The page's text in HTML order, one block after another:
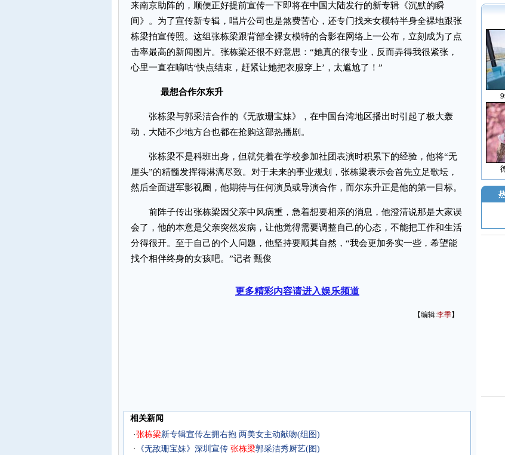
来南京助阵的，顺便正好提前宣传一下即将在中国大陆发行的新专辑《沉默的瞬
间》。为了宣传新专辑，唱片公司也是煞费苦心，还专门找来女模特半身全裸地跟张
栋梁拍宣传照。这组张栋梁跟背部全裸女模特的合影在网络上一公布，立刻成为了点
击率最高的新闻图片。张栋梁还很不好意思：“她真的很专业，反而弄得我很紧张，
心里一直在嘀咕‘快点结束，赶紧让她把衣服穿上’，太尴尬了！”
最想合作尔东升
张栋梁与郭采洁合作的《无敌珊宝妹》，在中国台湾地区播出时引起了极大轰
动，大陆不少地方台也都在抢购这部热播剧。
张栋梁不是科班出身，但就凭着在学校参加社团表演时积累下的经验，他将“无
厘头”的精髓发挥得淋漓尽致。对于未来的事业规划，张栋梁表示会首先立足歌坛，
然后全面进军影视圈，他期待与任何演员或导演合作，而尔东升正是他的第一目标。
前阵子传出张栋梁因父亲中风病重，急着想要相亲的消息，他澄清说那是大家误
会了，他的本意是父亲突然发病，让他觉得需要调整自己的心态，不能把工作和生活
分得很开。至于自己的个人问题，他坚持要顺其自然，“我会更加务实一些，希望能
找个相伴终身的女孩吧。”记者 甄俊
更多精彩内容请进入娱乐频道
【编辑:李季】
相关新闻
·张栋梁新专辑宣传左拥右抱 两美女主动献吻(组图)
·
《无敌珊宝妹》深圳宣传 张栋梁郭采洁秀厨艺(图)